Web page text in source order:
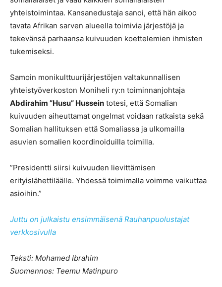
yhteistoimintaa. Kansanedustaja sanoi, että hän aikoo
tavata Afrikan sarven alueella toimivia järjestöjä ja
tekevänsä parhaansa kuivuuden koettelemien ihmisten
tukemiseksi.
Samoin monikulttuurijärjestöjen valtakunnallisen
yhteistyöverkoston Moniheli ry:n toiminnanjohtaja
Abdirahim ”Husu” Hussein totesi, että Somalian
kuivuuden aiheuttamat ongelmat voidaan ratkaista sekä
Somalian hallituksen että Somaliassa ja ulkomailla
asuvien somalien koordinoiduilla toimilla.
”Presidentti siirsi kuivuuden lievittämisen
erityislähettiläälle. Yhdessä toimimalla voimme vaikuttaa
asioihin.”
Juttu on julkaistu ensimmäisenä Rauhanpuolustajat
verkkosivulla
Teksti: Mohamed Ibrahim
Suomennos: Teemu Matinpuro